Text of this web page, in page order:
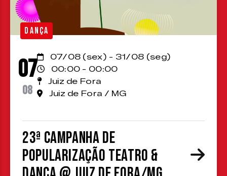
DANÇA
07
08
07/08 (sex) - 31/08 (seg)
00:00 - 00:00
Juiz de Fora
Juiz de Fora / MG
23ª Campanha de
Popularização Teatro &